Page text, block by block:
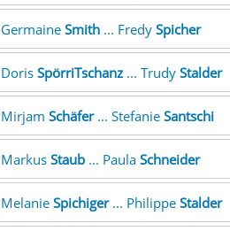
Germaine Smith... Fredy Spicher
Doris SpörriTschanz... Trudy Stalder
Mirjam Schäfer... Stefanie Santschi
Markus Staub... Paula Schneider
Melanie Spichiger... Philippe Stalder